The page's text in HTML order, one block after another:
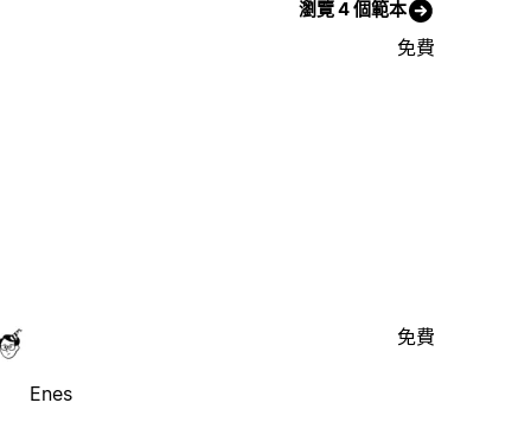
瀏覽 4 個範本
免費
Enes
免費